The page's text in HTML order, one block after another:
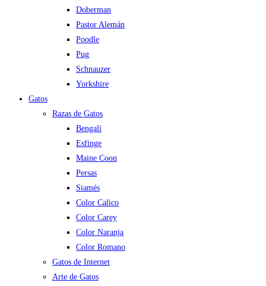
Doberman
Pastor Alemán
Poodle
Pug
Schnauzer
Yorkshire
Gatos
Razas de Gatos
Bengalí
Esfinge
Maine Coon
Persas
Siamés
Color Calico
Color Carey
Color Naranja
Color Romano
Gatos de Internet
Arte de Gatos